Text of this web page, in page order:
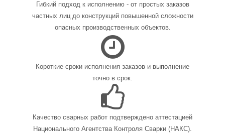
Гибкий подход к исполнению - от простых заказов
частных лиц до конструкций повышенной сложности
опасных производственных объектов.
Короткие сроки исполнения заказов и выполнение
точно в срок.
Качество сварных работ подтверждено аттестацией
Национального Агентства Контроля Сварки (НАКС).